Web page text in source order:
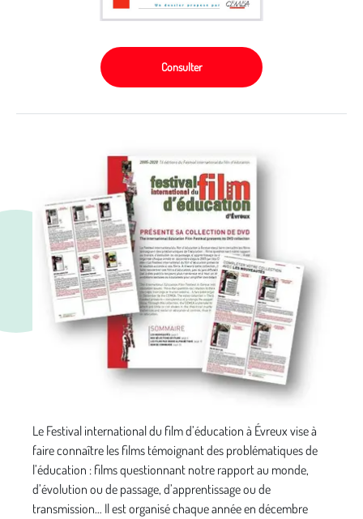
Consulter
Le Festival international du film d’éducation à Évreux vise à
faire connaître les films témoignant des problématiques de
l’éducation : films questionnant notre rapport au monde,
d’évolution ou de passage, d’apprentissage ou de
transmission… Il est organisé chaque année en décembre